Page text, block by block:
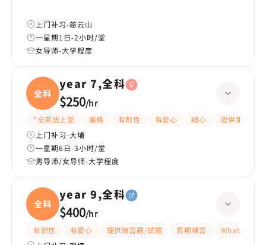
上门补习-慈云山
一星期1日-2小时/堂
女导师-大学程度
全科
year 7,全科
$250/hr
*全英語上堂 嚴格 有耐性 有愛心 細心 提供筆記
上门补习-大埔
一星期6日-3小时/堂
男导师/女导师-大学程度
全科
year 9,全科
$400/hr
有耐性 有愛心 提供練習題/試題 長期補習
WhatsAPP